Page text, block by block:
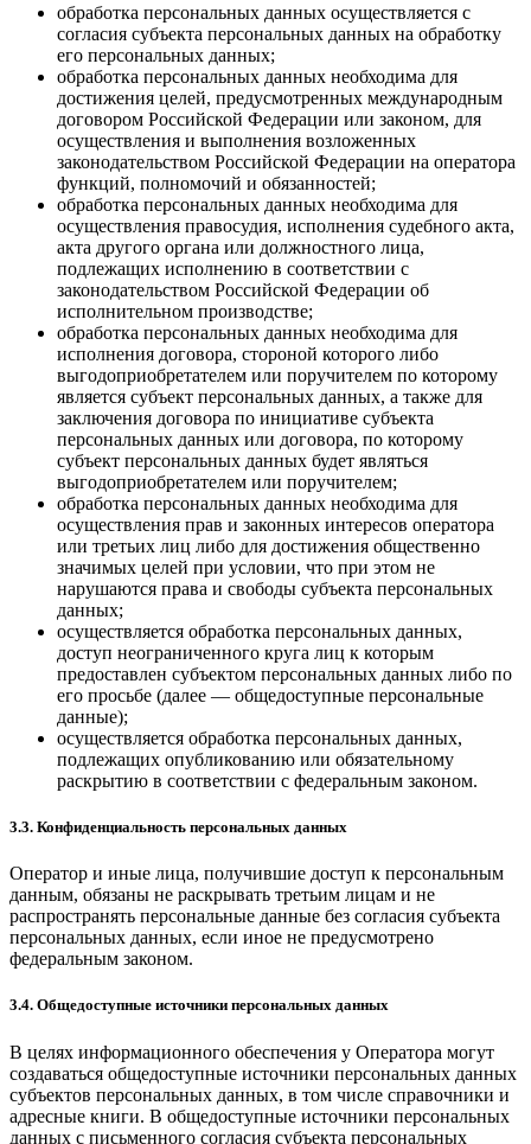
обработка персональных данных осуществляется с
согласия субъекта персональных данных на обработку
его персональных данных;
обработка персональных данных необходима для
достижения целей, предусмотренных международным
договором Российской Федерации или законом, для
осуществления и выполнения возложенных
законодательством Российской Федерации на оператора
функций, полномочий и обязанностей;
обработка персональных данных необходима для
осуществления правосудия, исполнения судебного акта,
акта другого органа или должностного лица,
подлежащих исполнению в соответствии с
законодательством Российской Федерации об
исполнительном производстве;
обработка персональных данных необходима для
исполнения договора, стороной которого либо
выгодоприобретателем или поручителем по которому
является субъект персональных данных, а также для
заключения договора по инициативе субъекта
персональных данных или договора, по которому
субъект персональных данных будет являться
выгодоприобретателем или поручителем;
обработка персональных данных необходима для
осуществления прав и законных интересов оператора
или третьих лиц либо для достижения общественно
значимых целей при условии, что при этом не
нарушаются права и свободы субъекта персональных
данных;
осуществляется обработка персональных данных,
доступ неограниченного круга лиц к которым
предоставлен субъектом персональных данных либо по
его просьбе (далее — общедоступные персональные
данные);
осуществляется обработка персональных данных,
подлежащих опубликованию или обязательному
раскрытию в соответствии с федеральным законом.
3.3. Конфиденциальность персональных данных
Оператор и иные лица, получившие доступ к персональным
данным, обязаны не раскрывать третьим лицам и не
распространять персональные данные без согласия субъекта
персональных данных, если иное не предусмотрено
федеральным законом.
3.4. Общедоступные источники персональных данных
В целях информационного обеспечения у Оператора могут
создаваться общедоступные источники персональных данных
субъектов персональных данных, в том числе справочники и
адресные книги. В общедоступные источники персональных
данных с письменного согласия субъекта персональных